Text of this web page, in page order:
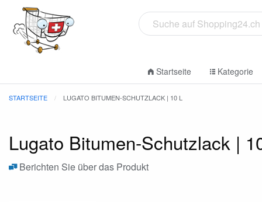
Startseite Kategorie
STARTSEITE LUGATO BITUMEN-SCHUTZLACK | 10 L
Lugato Bitumen-Schutzlack |
Berichten Sie über das Produkt